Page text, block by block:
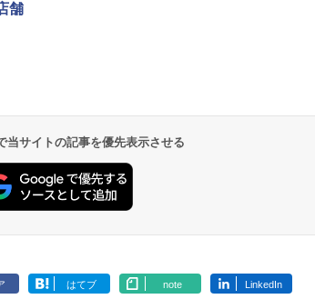
19,541円～
5,758円～
舗
当サイトの記事を優先表示させる
はてブ note LinkedIn